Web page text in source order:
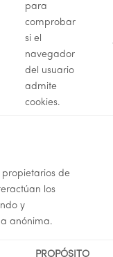
para
comprobar
si el
navegador
del usuario
admite
cookies.
propietarios de
los
y
anónima.
PROPÓSITO